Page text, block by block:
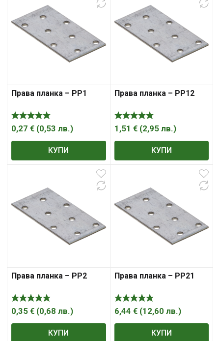
Права планка – PP1
0,27 € (0,53 лв.)
КУПИ
Права планка – PP12
1,51 € (2,95 лв.)
КУПИ
Права планка – PP2
0,35 € (0,68 лв.)
КУПИ
Права планка – PP21
6,44 € (12,60 лв.)
КУПИ